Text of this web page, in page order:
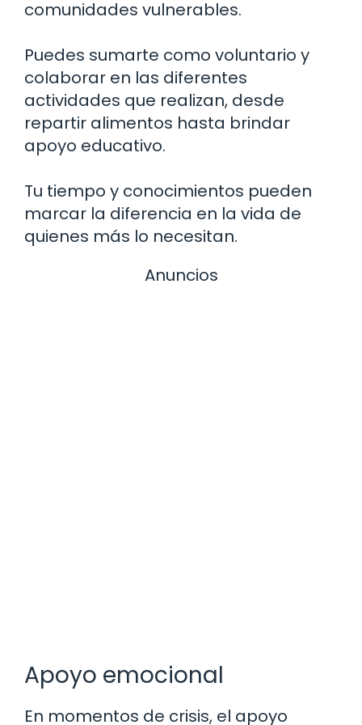
comunidades vulnerables.
Puedes sumarte como voluntario y
colaborar en las diferentes
actividades que realizan, desde
repartir alimentos hasta brindar
apoyo educativo.
Tu tiempo y conocimientos pueden
marcar la diferencia en la vida de
quienes más lo necesitan.
Anuncios
Apoyo emocional
En momentos de crisis, el apoyo